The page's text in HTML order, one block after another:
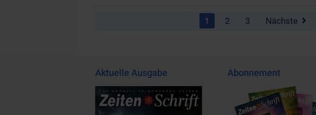
1 2 3 Nächste
Aktuelle Ausgabe Abonnement